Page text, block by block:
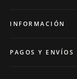
INFORMACIÓN
PAGOS Y ENVÍOS